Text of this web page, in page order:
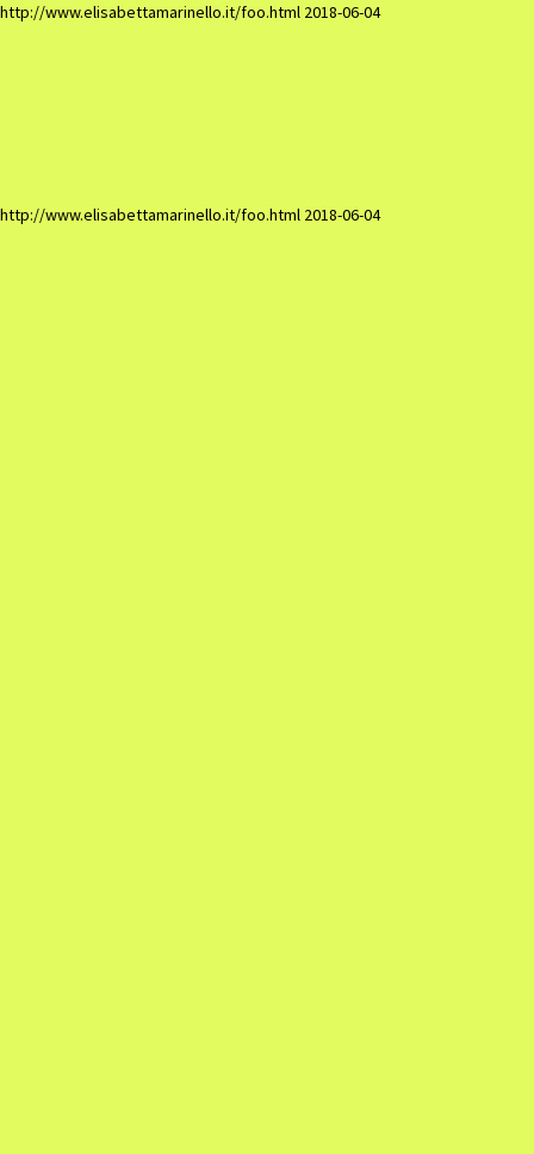
http://www.elisabettamarinello.it/foo.html 2018-06-04
http://www.elisabettamarinello.it/foo.html 2018-06-04